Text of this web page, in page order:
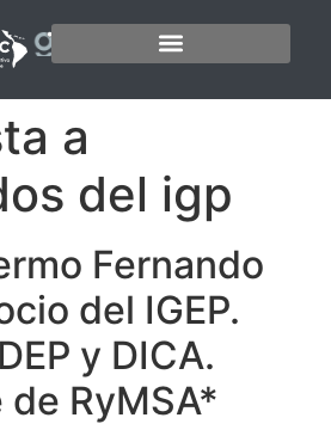
a
del igp
Fernando
del IGEP.
y DICA.
RyMSA*